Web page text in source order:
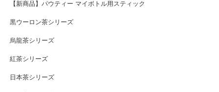
【新商品】パウティー マイボトル用スティック
黒ウーロン茶シリーズ
烏龍茶シリーズ
紅茶シリーズ
日本茶シリーズ